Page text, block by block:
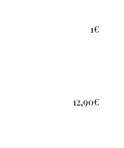
1€
12,90€